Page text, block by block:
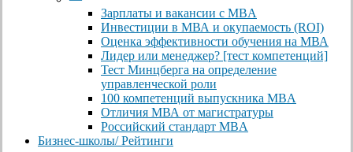
Зарплаты и вакансии с MBA
Инвестиции в МВА и окупаемость (ROI)
Оценка эффективности обучения на МВА
Лидер или менеджер? [тест компетенций]
Тест Минцберга на определение
управленческой роли
100 компетенций выпускника MBA
Отличия МВА от магистратуры
Российский стандарт MBA
Бизнес-школы/ Рейтинги